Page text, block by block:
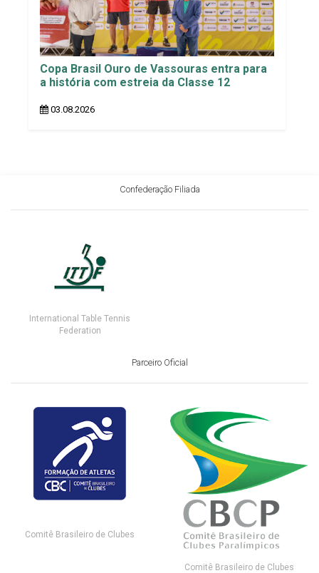
Copa Brasil Ouro de Vassouras entra para
a história com estreia da Classe 12
03.08.2026
Confederação Filiada
International Table Tennis
Federation
Parceiro Oficial
Comitê Brasileiro de Clubes
Comitê Brasileiro de Clubes